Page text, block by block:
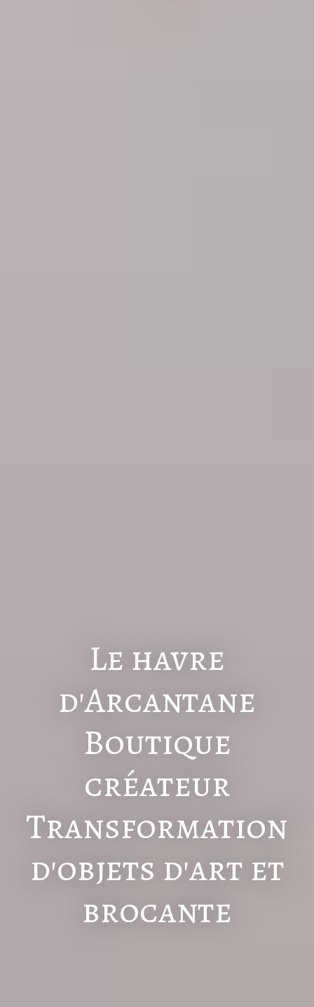
Le havre
d'Arcantane
Boutique
créateur
Transformation
d'objets d'art et
brocante